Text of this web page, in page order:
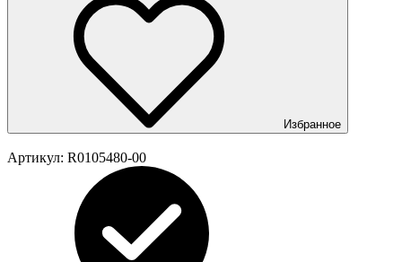
Избранное
Артикул: R0105480-00